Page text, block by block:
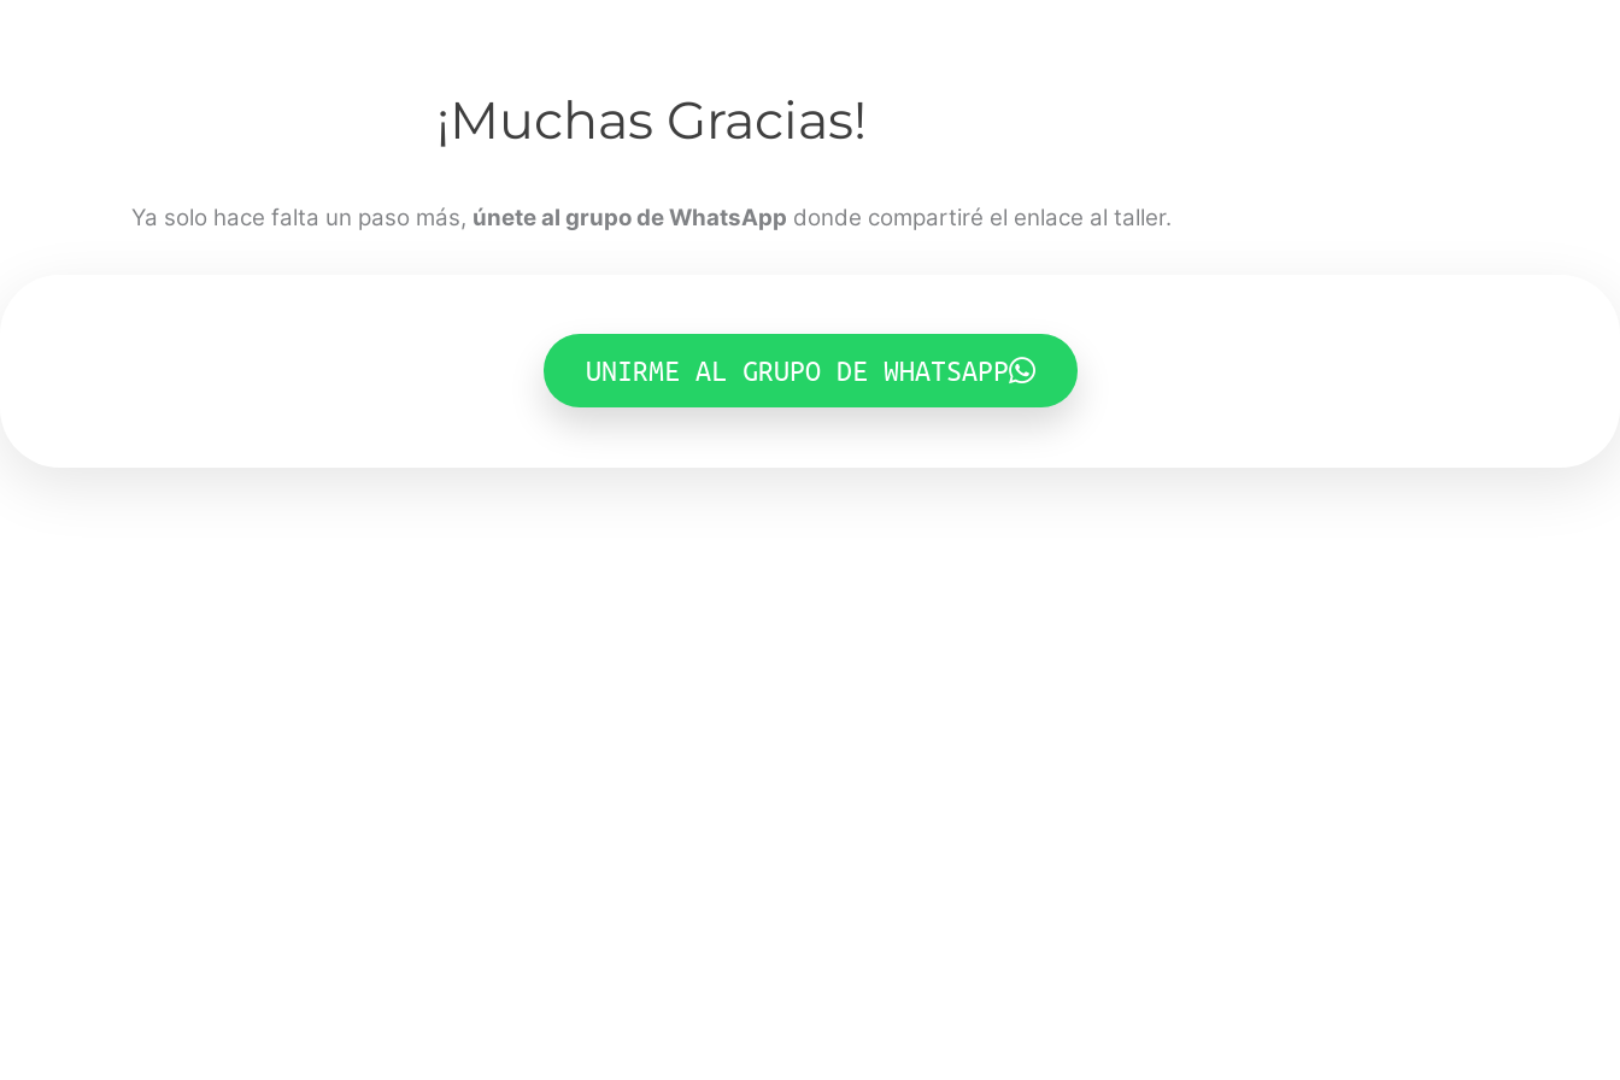
¡Muchas Gracias!
Ya solo hace falta un paso más, únete al grupo de WhatsApp donde compartiré el enlace al taller.
UNIRME AL GRUPO DE WHATSAPP